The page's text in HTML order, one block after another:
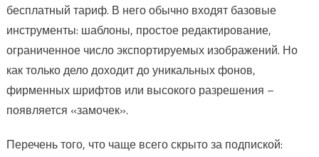
бесплатный тариф. В него обычно входят базовые
инструменты: шаблоны, простое редактирование,
ограниченное число экспортируемых изображений. Но
как только дело доходит до уникальных фонов,
фирменных шрифтов или высокого разрешения –
появляется «замочек».
Перечень того, что чаще всего скрыто за подпиской: